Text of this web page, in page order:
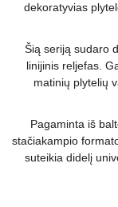
dekoratyvias
Šią seriją sudaro
linijinis reljefas.
matinių plytelių
Pagaminta iš
stačiakampio
suteikia didelį